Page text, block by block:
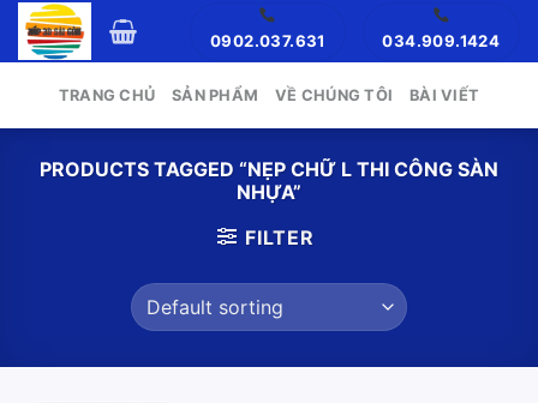
Skip
0902.037.631 034.909.1424
TRANG CHỦ SẢN PHẨM VỀ CHÚNG TÔI BÀI VIẾT
PRODUCTS TAGGED “NẸP CHỮ L THI CÔNG SÀN
NHỰA”
FILTER